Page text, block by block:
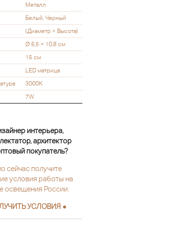
Металл
Белый, Черный
(Диаметр × Высота)
Ø 6,5 × 10,8 см
15 см
LED матрица
3000К
7W
интерьера,
архитектор
покупатель?
сейчас получите
условия работы на
освещения России.
УСЛОВИЯ ●